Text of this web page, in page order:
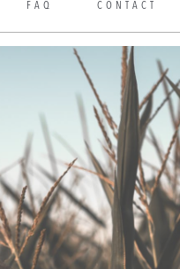
FAQ CONTACT